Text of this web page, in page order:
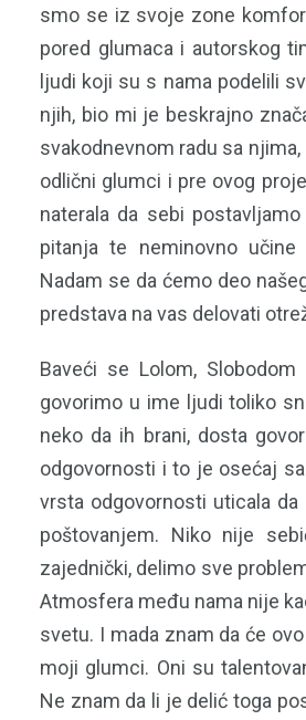
smo se iz svoje zone
pored glumaca i autorskog
ljudi koji su s nama podelili
njih, bio mi je beskrajno
svakodnevnom radu sa
odlični glumci i pre ovog
naterala da sebi
pitanja te neminovno
Nadam se da ćemo deo
predstava na vas delovati
Baveći se Lolom,
govorimo u ime ljudi toliko
neko da ih brani, dosta
odgovornosti i to je osećaj
vrsta odgovornosti uticala
poštovanjem. Niko nije
zajednički, delimo sve
Atmosfera među nama nije
svetu. I mada znam da će
moji glumci. Oni su
Ne znam da li je delić toga